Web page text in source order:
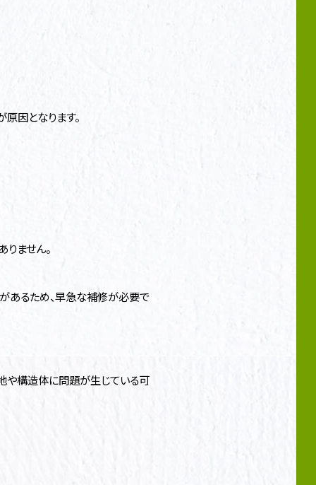
因となります。
ません。
あるため、早急な補修が必要で
や構造体に問題が生じている可